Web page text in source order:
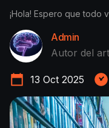
¡Hola! Espero que todo
Admin
Autor del
13 Oct 2025